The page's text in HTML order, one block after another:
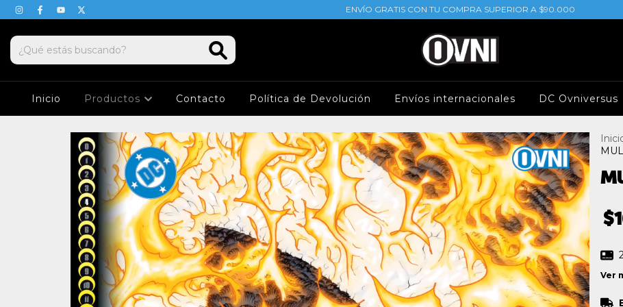
ENVÍO GRATIS CON TU COMPRA SUPERIOR A $90.000
Inicio Productos Contacto Política de Devolución Envíos internacionales DC Ovniversus
Ver